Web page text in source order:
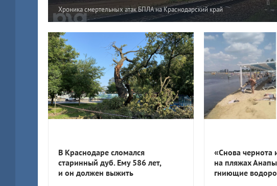
Хроника смертельных атак БПЛА на Краснодарский край
В Краснодаре сломался
старинный дуб. Ему 586 лет,
и он должен выжить
«Снова чернота
на пляжах
гниющие